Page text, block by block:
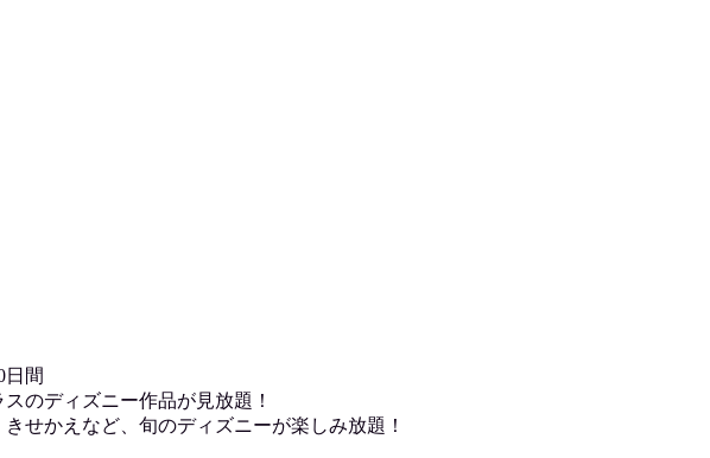
日間
のディズニー作品が見放題！
せかえなど、旬のディズニーが楽しみ放題！